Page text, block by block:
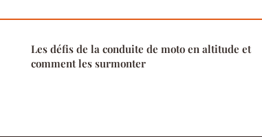
Les défis de la conduite de moto en altitude et
comment les surmonter